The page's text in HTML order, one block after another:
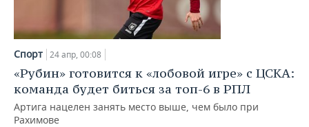
Спорт 24 апр, 00:08
«Рубин» готовится к «лобовой игре» с ЦСКА:
команда будет биться за топ-6 в РПЛ
Артига нацелен занять место выше, чем было при
Рахимове